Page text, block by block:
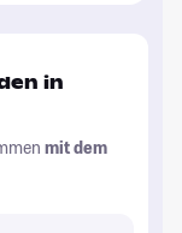
in
mit dem